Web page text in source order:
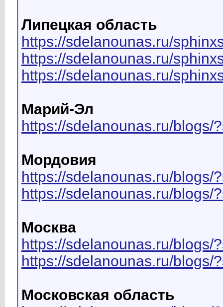
Липецкая область
https://sdelanounas.ru/
https://sdelanounas.ru/
https://sdelanounas.ru/
Марий-Эл
https://sdelanounas.ru/blogs/
Мордовия
https://sdelanounas.ru/blogs/
https://sdelanounas.ru/blogs/
Москва
https://sdelanounas.ru/blogs/
https://sdelanounas.ru/blogs/
Московская область